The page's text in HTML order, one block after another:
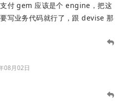
付 gem 应该是个 engine，把这
写业务代码就行了，跟 devise 那
08月02日